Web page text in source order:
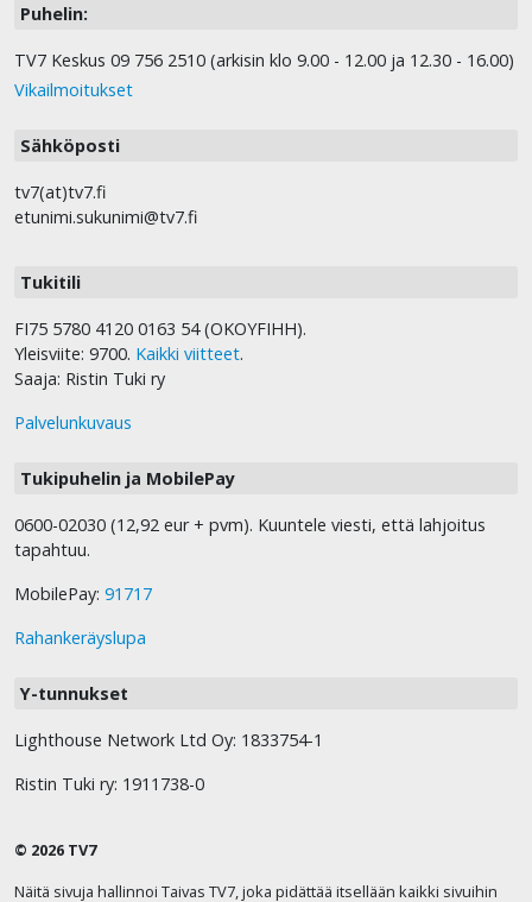
Puhelin:
TV7 Keskus 09 756 2510 (arkisin klo 9.00 - 12.00 ja 12.30 - 16.00)
Vikailmoitukset
Sähköposti
tv7(at)tv7.fi
etunimi.sukunimi@tv7.fi
Tukitili
FI75 5780 4120 0163 54 (OKOYFIHH).
Yleisviite: 9700. Kaikki viitteet.
Saaja: Ristin Tuki ry
Palvelunkuvaus
Tukipuhelin ja MobilePay
0600-02030 (12,92 eur + pvm). Kuuntele viesti, että lahjoitus
tapahtuu.
MobilePay: 91717
Rahankeräyslupa
Y-tunnukset
Lighthouse Network Ltd Oy: 1833754-1
Ristin Tuki ry: 1911738-0
© 2026 TV7
Näitä sivuja hallinnoi Taivas TV7, joka pidättää itsellään kaikki sivuihin